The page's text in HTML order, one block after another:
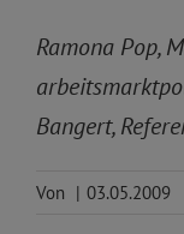
Ramona Pop,
Bangert,
Von | 03.05.2009